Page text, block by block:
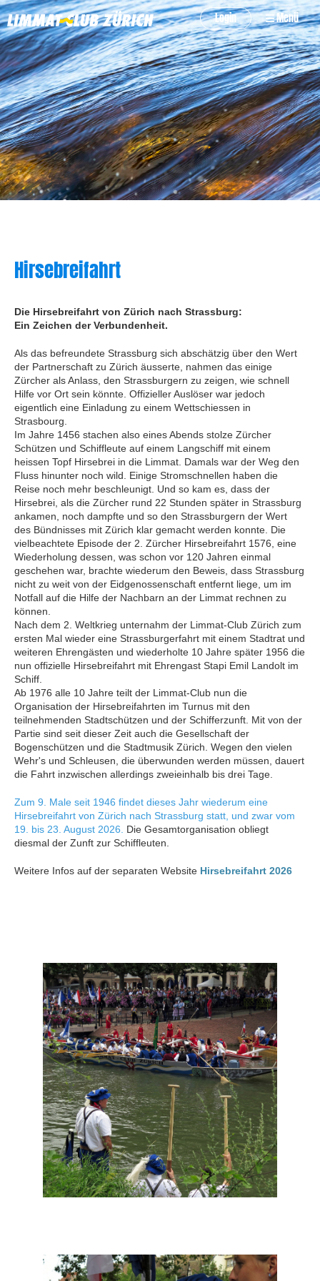
Login Menü
Hirsebreifahrt
Die Hirsebreifahrt von Zürich nach Strassburg:
Ein Zeichen der Verbundenheit.
Als das befreundete Strassburg sich abschätzig über den Wert
der Partnerschaft zu Zürich äusserte, nahmen das einige
Zürcher als Anlass, den Strassburgern zu zeigen, wie schnell
Hilfe vor Ort sein könnte. Offizieller Auslöser war jedoch
eigentlich eine Einladung zu einem Wettschiessen in
Strasbourg.
Im Jahre 1456 stachen also eines Abends stolze Zürcher
Schützen und Schiffleute auf einem Langschiff mit einem
heissen Topf Hirsebrei in die Limmat. Damals war der Weg den
Fluss hinunter noch wild. Einige Stromschnellen haben die
Reise noch mehr beschleunigt. Und so kam es, dass der
Hirsebrei, als die Zürcher rund 22 Stunden später in Strassburg
ankamen, noch dampfte und so den Strassburgern der Wert
des Bündnisses mit Zürich klar gemacht werden konnte. Die
vielbeachtete Episode der 2. Zürcher Hirsebreifahrt 1576, eine
Wiederholung dessen, was schon vor 120 Jahren einmal
geschehen war, brachte wiederum den Beweis, dass Strassburg
nicht zu weit von der Eidgenossenschaft entfernt liege, um im
Notfall auf die Hilfe der Nachbarn an der Limmat rechnen zu
können.
Nach dem 2. Weltkrieg unternahm der Limmat-Club Zürich zum
ersten Mal wieder eine Strassburgerfahrt mit einem Stadtrat und
weiteren Ehrengästen und wiederholte 10 Jahre später 1956 die
nun offizielle Hirsebreifahrt mit Ehrengast Stapi Emil Landolt im
Schiff.
Ab 1976 alle 10 Jahre teilt der Limmat-Club nun die
Organisation der Hirsebreifahrten im Turnus mit den
teilnehmenden Stadtschützen und der Schifferzunft. Mit von der
Partie sind seit dieser Zeit auch die Gesellschaft der
Bogenschützen und die Stadtmusik Zürich. Wegen den vielen
Wehr's und Schleusen, die überwunden werden müssen, dauert
die Fahrt inzwischen allerdings zweieinhalb bis drei Tage.
Zum 9. Male seit 1946 findet dieses Jahr wiederum eine
Hirsebreifahrt von Zürich nach Strassburg statt, und zwar vom
19. bis 23. August 2026.
Die Gesamtorganisation obliegt
diesmal der Zunft zur Schiffleuten.
Weitere Infos auf der separaten Website Hirsebreifahrt 2026